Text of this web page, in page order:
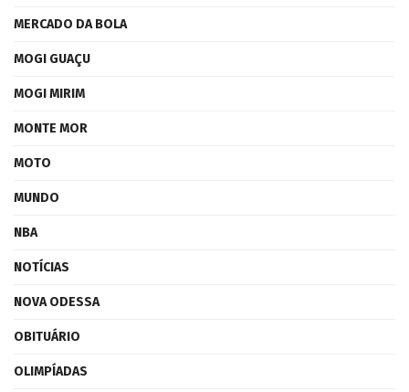
MERCADO DA BOLA
MOGI GUAÇU
MOGI MIRIM
MONTE MOR
MOTO
MUNDO
NBA
NOTÍCIAS
NOVA ODESSA
OBITUÁRIO
OLIMPÍADAS